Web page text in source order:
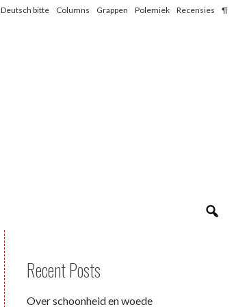
Deutsch bitte Columns Grappen Polemiek Recensies ¶
Recent Posts
Over schoonheid en woede